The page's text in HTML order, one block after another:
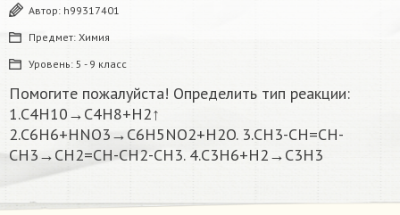
Автор: h99317401
Предмет: Химия
Уровень: 5 - 9 класс
Помогите пожалуйста! Определить тип реакции:
1.C4H10→C4H8+H2↑
2.C6H6+HNO3→C6H5NO2+H2O. 3.CH3-CH=CH-
CH3→CH2=CH-CH2-CH3. 4.C3H6+H2→C3H3